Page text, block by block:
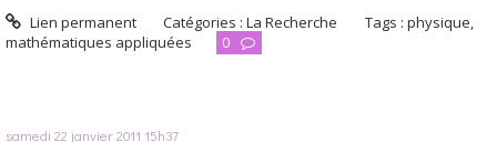
Lien permanent Catégories :La Recherche Tags :physique,
mathématiques appliquées
0
samedi 22 janvier 2011 15h37